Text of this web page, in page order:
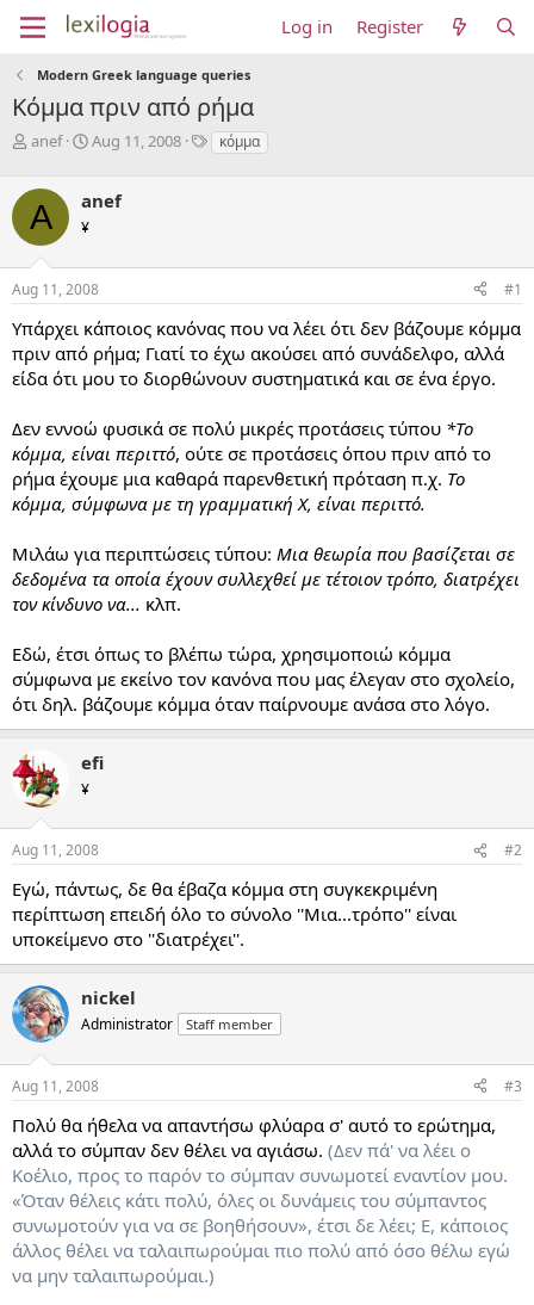
Log in Register
Modern Greek language queries
Κόμμα πριν από ρήμα
T
e
a
d
s
t
a
r
t
e
anef
S
r
a
t
e
Aug 11, 2008
Tκόμμα
A anef
¥
Aug 11, 2008 #1
Υπάρχει κάποιος κανόνας που να λέει ότι δεν βάζουμε κόμμα
πριν από ρήμα; Γιατί το έχω ακούσει από συνάδελφο, αλλά
είδα ότι μου το διορθώνουν συστηματικά και σε ένα έργο.
Δεν εννοώ φυσικά σε πολύ μικρές προτάσεις τύπου *Το
κόμμα, είναι περιττό, ούτε σε προτάσεις όπου πριν από το
ρήμα έχουμε μια καθαρά παρενθετική πρόταση π.χ. Το
κόμμα, σύμφωνα με τη γραμματική Χ, είναι περιττό.
Μιλάω για περιπτώσεις τύπου: Μια θεωρία που βασίζεται σε
δεδομένα τα οποία έχουν συλλεχθεί με τέτοιον τρόπο, διατρέχει
τον κίνδυνο να... κλπ.
Εδώ, έτσι όπως το βλέπω τώρα, χρησιμοποιώ κόμμα
σύμφωνα με εκείνο τον κανόνα που μας έλεγαν στο σχολείο,
ότι δηλ. βάζουμε κόμμα όταν παίρνουμε ανάσα στο λόγο.
efi
¥
Aug 11, 2008 #2
Εγώ, πάντως, δε θα έβαζα κόμμα στη συγκεκριμένη
περίπτωση επειδή όλο το σύνολο ''Μια...τρόπο'' είναι
υποκείμενο στο ''διατρέχει''.
nickel
Administrator Staff member
Aug 11, 2008 #3
Πολύ θα ήθελα να απαντήσω φλύαρα σ' αυτό το ερώτημα,
αλλά το σύμπαν δεν θέλει να αγιάσω. (Δεν πά' να λέει ο
Κοέλιο, προς το παρόν το σύμπαν συνωμοτεί εναντίον μου.
«Όταν θέλεις κάτι πολύ, όλες οι δυνάμεις του σύμπαντος
συνωμοτούν για να σε βοηθήσουν», έτσι δε λέει; Ε, κάποιος
άλλος θέλει να ταλαιπωρούμαι πιο πολύ από όσο θέλω εγώ
να μην ταλαιπωρούμαι.)